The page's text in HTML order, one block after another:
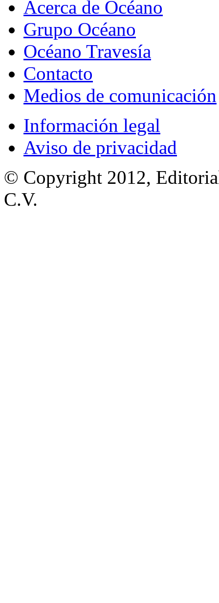
Acerca de Océano
Grupo Océano
Océano Travesía
Contacto
Medios de comunicación
Información legal
Aviso de privacidad
© Copyright 2012,
C.V.